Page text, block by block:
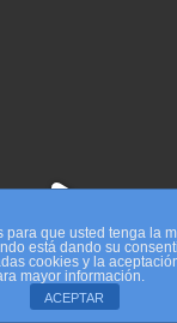
para que usted tenga la
está dando su
cookies y la
mayor información.
ACEPTAR